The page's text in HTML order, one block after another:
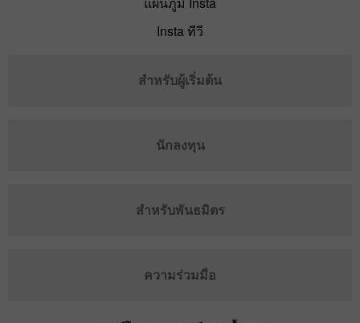
Insta ทีวี
สำหรับผู้เริ่มต้น
นักลงทุน
สำหรับพันธมิตร
ความร่วมมือ